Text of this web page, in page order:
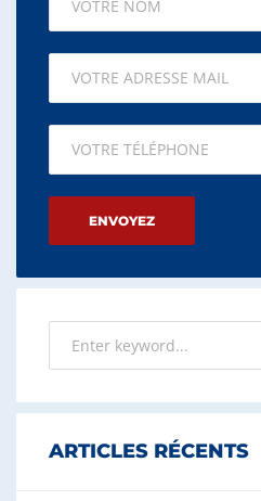
Please leave this field empty.
ARTICLES RÉCENTS